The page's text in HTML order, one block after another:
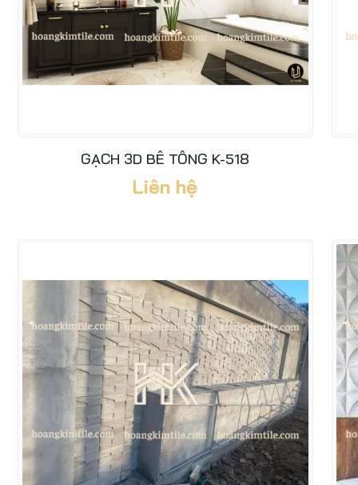
GẠCH 3D BÊ TÔNG K-518
Liên hệ